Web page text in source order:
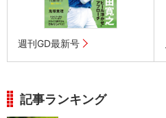
週刊GD最新号
記事ランキング